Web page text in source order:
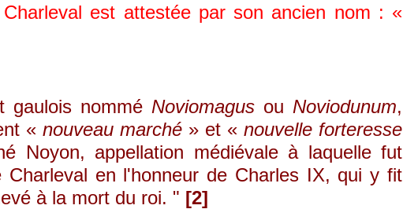
est attestée par son ancien nom : «
nommé Noviomagus ou Noviodunum,
« nouveau marché » et « nouvelle forteresse
Noyon, appellation médiévale à laquelle fut
Charleval en l'honneur de Charles IX, qui y fit
à la mort du roi. " [2]